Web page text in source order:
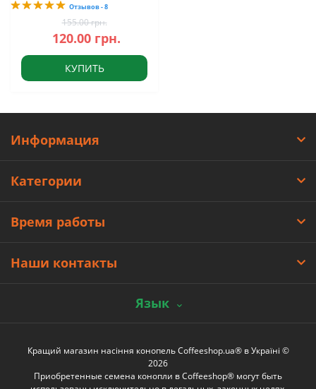
Отзывов - 8
155.00 грн.
120.00 грн.
КУПИТЬ
Информация
Категории
Время работы
Наши контакты
Язык
Кращий магазин насіння конопель Coffeeshop.ua® в Україні ©
2026
Приобретенные семена конопли в Coffeeshop® могут быть